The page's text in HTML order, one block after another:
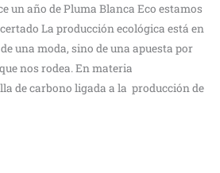
un año de Pluma Blanca Eco estamos
La producción ecológica está en
una moda, sino de una apuesta por
nos rodea. En materia
de carbono ligada a la producción de